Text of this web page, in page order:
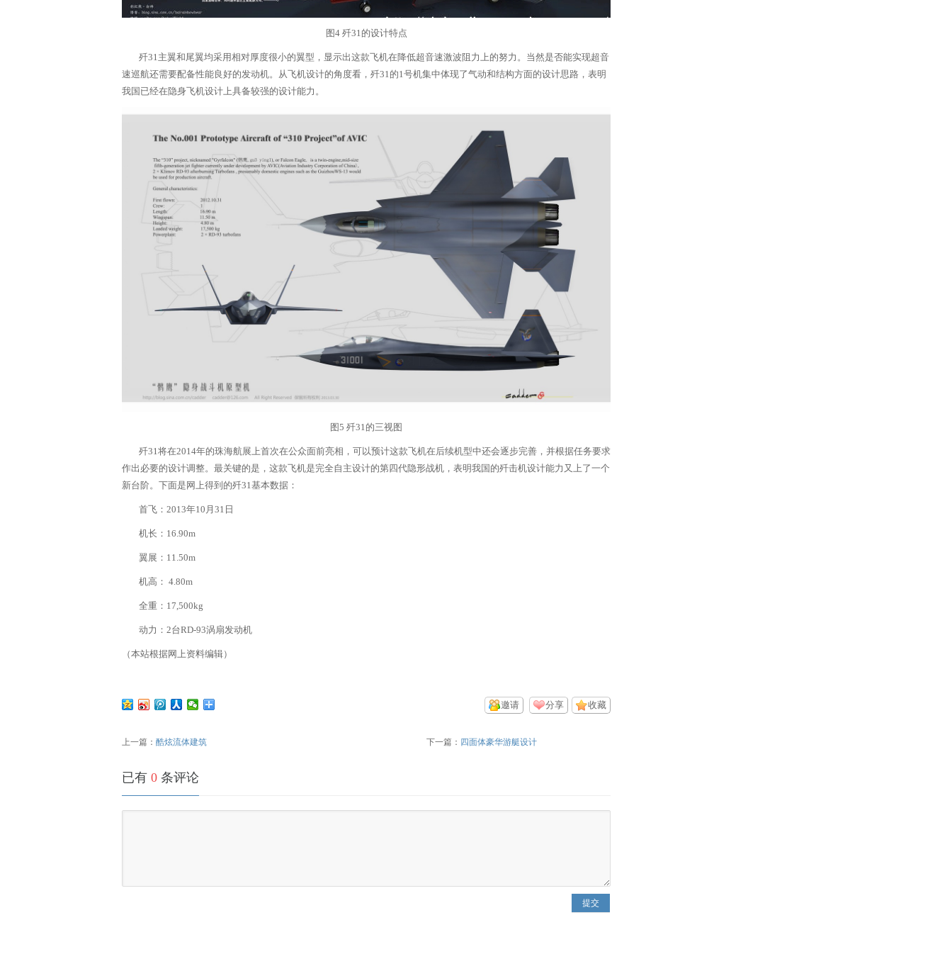
图4 歼31的设计特点
歼31主翼和尾翼均采用相对厚度很小的翼型，显示出这款飞机在降低超音速激波阻力上的努力。当然是否能实现超音
速巡航还需要配备性能良好的发动机。从飞机设计的角度看，歼31的1号机集中体现了气动和结构方面的设计思路，表明
我国已经在隐身飞机设计上具备较强的设计能力。
图5 歼31的三视图
歼31将在2014年的珠海航展上首次在公众面前亮相，可以预计这款飞机在后续机型中还会逐步完善，并根据任务要求
作出必要的设计调整。最关键的是，这款飞机是完全自主设计的第四代隐形战机，表明我国的歼击机设计能力又上了一个
新台阶。下面是网上得到的歼31基本数据：
首飞：2013年10月31日
机长：16.90m
翼展：11.50m
机高： 4.80m
全重：17,500kg
动力：2台RD-93涡扇发动机
（本站根据网上资料编辑）
收藏
分享
邀请
上一篇： 酷炫流体建筑 下一篇： 四面体豪华游艇设计
已有 0 条评论
提交